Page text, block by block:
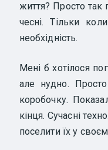
життя? Просто так
чесні. Тільки
необхідність.
Мені б хотілося
але нудно.
коробочку.
кінця. Сучасні
поселити їх у